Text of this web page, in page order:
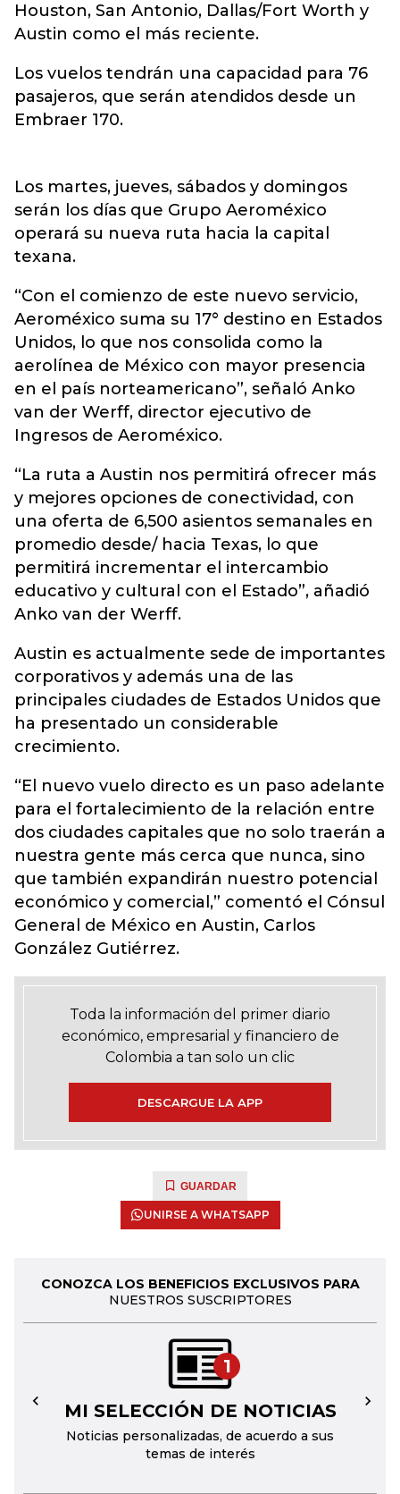
Houston, San Antonio, Dallas/Fort Worth y
Austin como el más reciente.
Los vuelos tendrán una capacidad para 76
pasajeros, que serán atendidos desde un
Embraer 170.
Los martes, jueves, sábados y domingos
serán los días que Grupo Aeroméxico
operará su nueva ruta hacia la capital
texana.
“Con el comienzo de este nuevo servicio,
Aeroméxico suma su 17° destino en Estados
Unidos, lo que nos consolida como la
aerolínea de México con mayor presencia
en el país norteamericano”, señaló Anko
van der Werff, director ejecutivo de
Ingresos de Aeroméxico.
“La ruta a Austin nos permitirá ofrecer más
y mejores opciones de conectividad, con
una oferta de 6,500 asientos semanales en
promedio desde/ hacia Texas, lo que
permitirá incrementar el intercambio
educativo y cultural con el Estado”, añadió
Anko van der Werff.
Austin es actualmente sede de importantes
corporativos y además una de las
principales ciudades de Estados Unidos que
ha presentado un considerable
crecimiento.
“El nuevo vuelo directo es un paso adelante
para el fortalecimiento de la relación entre
dos ciudades capitales que no solo traerán a
nuestra gente más cerca que nunca, sino
que también expandirán nuestro potencial
económico y comercial,” comentó el Cónsul
General de México en Austin, Carlos
González Gutiérrez.
Toda la información del primer diario
económico, empresarial y financiero de
Colombia a tan solo un clic
DESCARGUE LA APP
GUARDAR
UNIRSE A WHATSAPP
CONOZCA LOS BENEFICIOS EXCLUSIVOS PARA
NUESTROS SUSCRIPTORES
1
MI SELECCIÓN DE NOTICIAS
Noticias personalizadas, de acuerdo a sus
temas de interés
← →